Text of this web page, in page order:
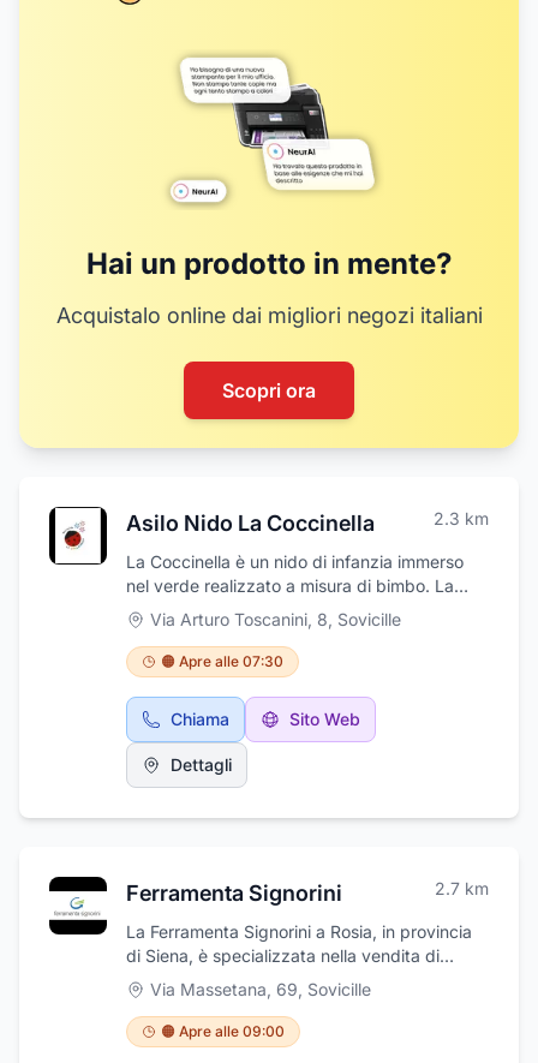
Hai un prodotto in mente?
Acquistalo online dai migliori negozi italiani
Scopri ora
Asilo Nido La Coccinella 2.3 km
La Coccinella è un nido di infanzia immerso
nel verde realizzato a misura di bimbo. La
scuola privata è stata progettata per offrire ai
propri piccoli ospiti un ambiente stimolante,
sicuro ed ovviamente divertente dove
giocare, imparare e socializzare. L'asilo nido
organizza feste e dispone di mensa interna e
laboratorio didattico.
Via Arturo Toscanini, 8, Sovicille
🟠 Apre alle 07:30
Chiama Sito Web
Dettagli
Ferramenta Signorini 2.7 km
La Ferramenta Signorini a Rosia, in provincia
di Siena, è specializzata nella vendita di
oggettistica per la casa, casalinghi, pesca,
materiale elettrico, vernici, giardinaggio,
materiale per il fai da te e manutenzione. Oltre
ad un vasto assortimento di articoli di
Via Massetana, 69, Sovicille
🟠 Apre alle 09:00